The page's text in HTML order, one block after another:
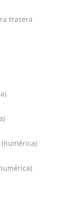
trasera